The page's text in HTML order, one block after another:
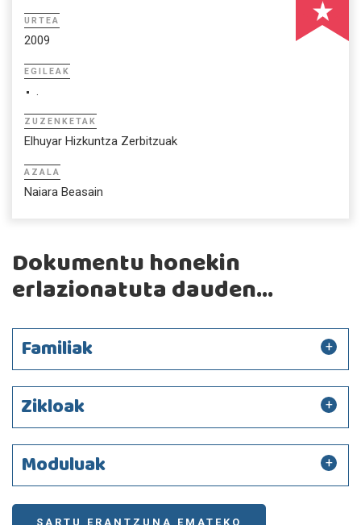
URTEA
2009
EGILEAK
ZUZENKETAK
Elhuyar Hizkuntza Zerbitzuak
AZALA
Naiara Beasain
Dokumentu honekin
erlazionatuta dauden...
Familiak
Zikloak
Moduluak
SARTU ERANTZUNA EMATEKO